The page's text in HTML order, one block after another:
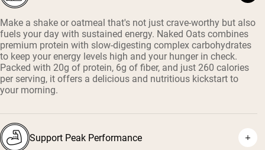
Make a shake or oatmeal that's not just crave-worthy but also
fuels your day with sustained energy. Naked Oats combines
premium protein with slow-digesting complex carbohydrates
to keep your energy levels high and your hunger in check.
Packed with 20g of protein, 6g of fiber, and just 260 calories
per serving, it offers a delicious and nutritious kickstart to
your morning.
Support Peak Performance